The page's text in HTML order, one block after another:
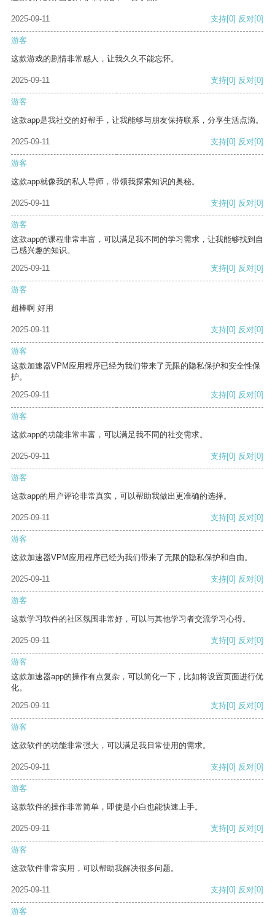
2025-09-11 支持[0] 反对[0]
游客
这款游戏的剧情非常感人，让我久久不能忘怀。
2025-09-11 支持[0] 反对[0]
游客
这款app是我社交的好帮手，让我能够与朋友保持联系，分享生活点滴。
2025-09-11 支持[0] 反对[0]
游客
这款app就像我的私人导师，带领我探索知识的奥秘。
2025-09-11 支持[0] 反对[0]
游客
这款app的课程非常丰富，可以满足我不同的学习需求，让我能够找到自
己感兴趣的知识。
2025-09-11
支持[0] 反对[0]
游客
超棒啊 好用
2025-09-11 支持[0] 反对[0]
游客
这款加速器VPM应用程序已经为我们带来了无限的隐私保护和安全性保
护。
2025-09-11
支持[0] 反对[0]
游客
这款app的功能非常丰富，可以满足我不同的社交需求。
2025-09-11 支持[0] 反对[0]
游客
这款app的用户评论非常真实，可以帮助我做出更准确的选择。
2025-09-11 支持[0] 反对[0]
游客
这款加速器VPM应用程序已经为我们带来了无限的隐私保护和自由。
2025-09-11 支持[0] 反对[0]
游客
这款学习软件的社区氛围非常好，可以与其他学习者交流学习心得。
2025-09-11 支持[0] 反对[0]
游客
这款加速器app的操作有点复杂，可以简化一下，比如将设置页面进行优
化。
2025-09-11
支持[0] 反对[0]
游客
这款软件的功能非常强大，可以满足我日常使用的需求。
2025-09-11 支持[0] 反对[0]
游客
这款软件的操作非常简单，即使是小白也能快速上手。
2025-09-11 支持[0] 反对[0]
游客
这款软件非常实用，可以帮助我解决很多问题。
2025-09-11 支持[0] 反对[0]
游客